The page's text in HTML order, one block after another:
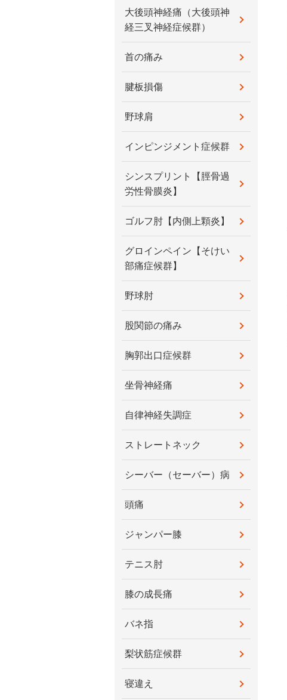
大後頭神経痛（大後頭神
経三叉神経症候群）
首の痛み
腱板損傷
野球肩
インピンジメント症候群
シンスプリント【脛骨過
労性骨膜炎】
ゴルフ肘【内側上顆炎】
グロインペイン【そけい
部痛症候群】
野球肘
股関節の痛み
胸郭出口症候群
坐骨神経痛
自律神経失調症
ストレートネック
シーバー（セーバー）病
頭痛
ジャンパー膝
テニス肘
膝の成長痛
バネ指
梨状筋症候群
寝違え